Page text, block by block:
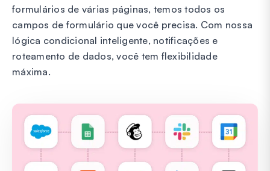
formulários de várias páginas, temos todos os
campos de formulário que você precisa. Com nossa
lógica condicional inteligente, notificações e
roteamento de dados, você tem flexibilidade
máxima.